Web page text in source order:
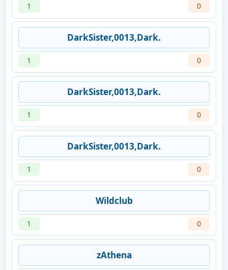
1 0
DarkSister,0013,Dark.
1 0
DarkSister,0013,Dark.
1 0
DarkSister,0013,Dark.
1 0
Wildclub
1 0
zAthena